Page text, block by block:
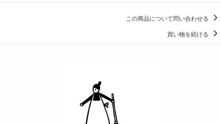
この商品について問い合わせる
買い物を続ける